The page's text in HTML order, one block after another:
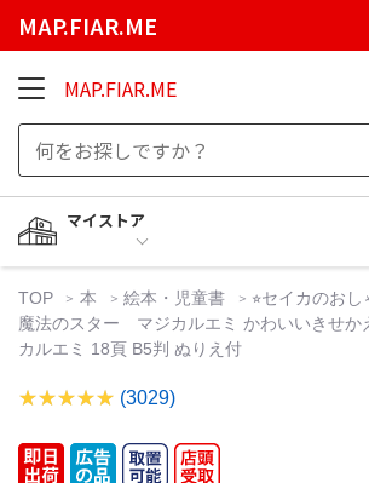
MAP.FIAR.ME
MAP.FIAR.ME
マイストア
TOP 本 絵本・児童書
⭐︎セイカのお
魔法のスター マジカルエミ かわいいきせか
カルエミ 18頁 B5判 ぬりえ付
(3029)